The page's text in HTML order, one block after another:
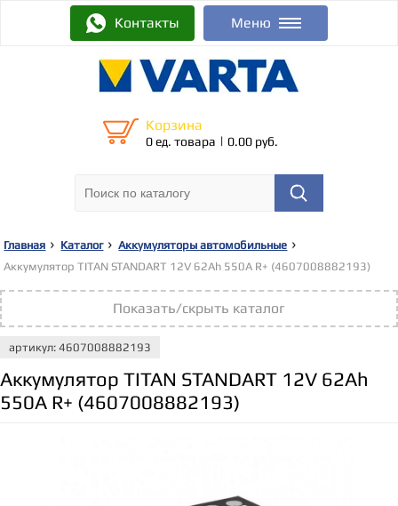
Контакты Меню
Корзина
0 ед. товара | 0.00 руб.
Главная Каталог
Аккумуляторы автомобильные
Аккумулятор TITAN STANDART 12V 62Ah 550A R+ (4607008882193)
Показать/скрыть каталог
артикул: 4607008882193
Аккумулятор TITAN STANDART 12V 62Ah
550A R+ (4607008882193)